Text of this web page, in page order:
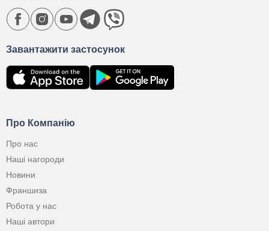
Про Компанію
Про нас
Наші нагороди
Новини
Франшиза
Робота у нас
Наші автори
Завантажити застосунок